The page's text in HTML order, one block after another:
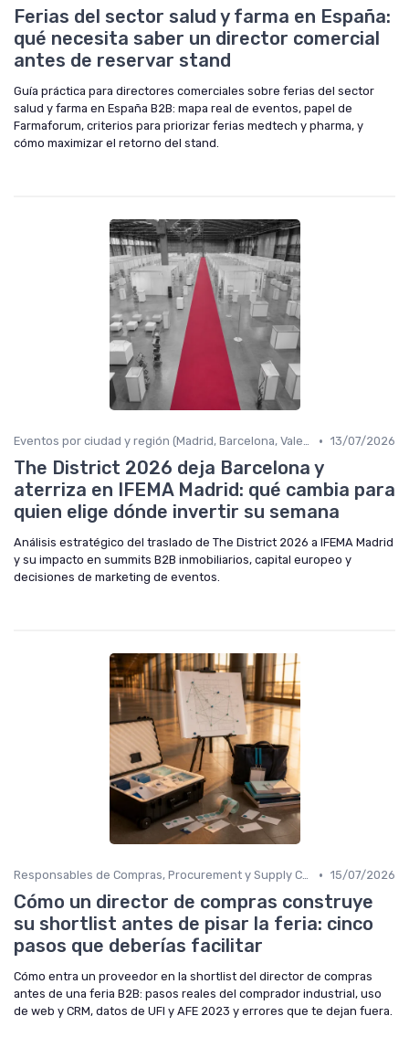
Ferias del sector salud y farma en España:
qué necesita saber un director comercial
antes de reservar stand
Guía práctica para directores comerciales sobre ferias del sector
salud y farma en España B2B: mapa real de eventos, papel de
Farmaforum, criterios para priorizar ferias medtech y pharma, y
cómo maximizar el retorno del stand.
Eventos por ciudad y región (Madrid, Barcelona, Valencia, etc.) • 13/07/2026
The District 2026 deja Barcelona y
aterriza en IFEMA Madrid: qué cambia para
quien elige dónde invertir su semana
Análisis estratégico del traslado de The District 2026 a IFEMA Madrid
y su impacto en summits B2B inmobiliarios, capital europeo y
decisiones de marketing de eventos.
Responsables de Compras, Procurement y Supply Chain • 15/07/2026
Cómo un director de compras construye
su shortlist antes de pisar la feria: cinco
pasos que deberías facilitar
Cómo entra un proveedor en la shortlist del director de compras
antes de una feria B2B: pasos reales del comprador industrial, uso
de web y CRM, datos de UFI y AFE 2023 y errores que te dejan fuera.